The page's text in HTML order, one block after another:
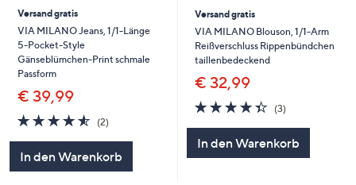
um
diese
anzuzeigen.
Versand gratis
VIA MILANO Jeans, 1/1-Länge
5-Pocket-Style
Gänseblümchen-Print schmale
Passform
€ 39,99
4.5
von
(2)2
In den Warenkorb
Versand gratis
VIA MILANO Blouson, 1/1-Arm
Reißverschluss Rippenbündchen
taillenbedeckend
€ 32,99
4.3
von
(3)3
In den Warenkorb